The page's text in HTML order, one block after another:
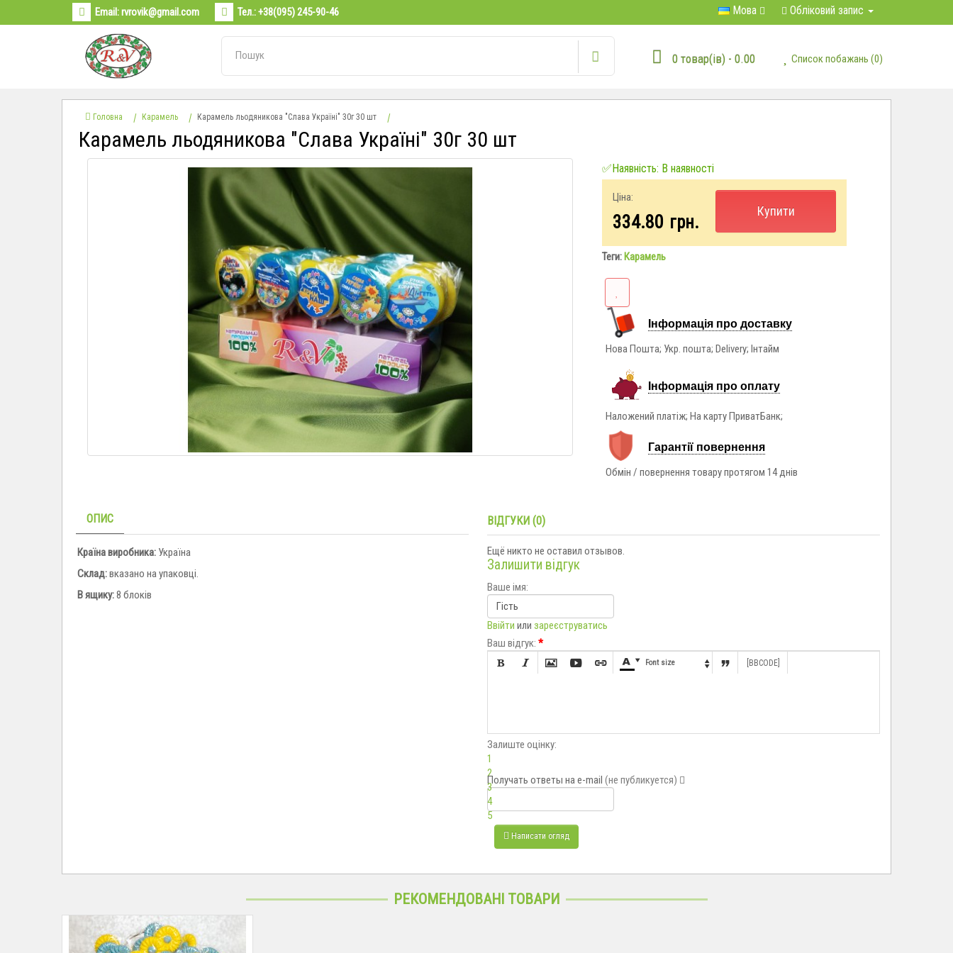
Email:rvrovik@gmail.com Тел.:+38(095) 245-90-46 Мова Обліковий запис
0 товар(ів) - 0.00 Список побажань (0)
Головна Карамель Карамель льодяникова "Слава Україні" 30г 30 шт
Карамель льодяникова "Слава Україні" 30г 30 шт
✅Наявність: В наявності
Ціна:
334.80 грн.
Купити
Теги: Карамель
Інформація про доставку
Нова Пошта; Укр. пошта; Delivery; Інтайм
Інформація про оплату
Наложений платіж; На карту ПриватБанк;
Гарантії повернення
Обмін / повернення товару протягом 14 днів
ОПИС
Країна виробника: Україна
Склад:вказано на упаковці.
В ящику:8 блоків
ВІДГУКИ (0)
Ещё никто не оставил отзывов.
Залишити відгук
Ваше імя:
Ввійти или зареєструватись
Ваш відгук: *

      Font size   [BBCODE]
Залиште оцінку:
1
2
3
4
5
Получать ответы на e-mail (не публикуется)
Написати огляд
РЕКОМЕНДОВАНІ ТОВАРИ